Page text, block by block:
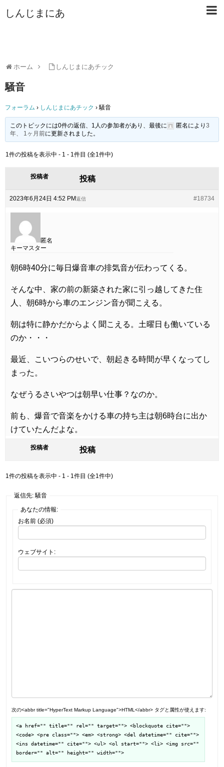
しんじまにあ
ホーム しんじまにあチック
騒音
フォーラム › しんじまにあチック › 騒音
このトピックには0件の返信、1人の参加者があり、最後に 匿名 により3
年、 1ヶ月前に更新されました。
1件の投稿を表示中 - 1 - 1件目 (全1件中)
投稿者 投稿
2023年6月24日 4:52 PM #18734
返信
匿名
キーマスター
朝6時40分に毎日爆音車の排気音が伝わってくる。
そんな中、家の前の新築された家に引っ越してきた住
人、朝6時から車のエンジン音が聞こえる。
朝は特に静かだからよく聞こえる。土曜日も働いている
のか・・・
最近、こいつらのせいで、朝起きる時間が早くなってし
まった。
なぜうるさいやつは朝早い仕事？なのか。
前も、爆音で音楽をかける車の持ち主は朝6時台に出か
けていたんだよな。
投稿者 投稿
1件の投稿を表示中 - 1 - 1件目 (全1件中)
返信先: 騒音
あなたの情報:
お名前 (必須)
ウェブサイト:
次の<abbr title="HyperText Markup Language">HTML</abbr> タグと属性が使えます:
<a href="" title="" rel="" target=""> <blockquote cite="">
<code> <pre class=""> <em> <strong> <del datetime="" cite="">
<ins datetime="" cite=""> <ul> <ol start=""> <li> <img src=""
border="" alt="" height="" width="">